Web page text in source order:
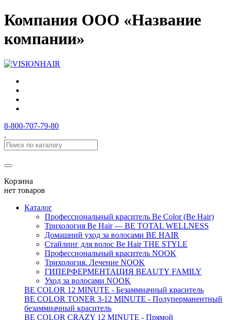
Компания ООО «Название
компании»
8-800-707-79-80
.
Корзина
нет товаров
Каталог
Профессиональный краситель Be Color (Be Hair)
Трихология Be Hair — BE TOTAL WELLNESS
Домашний уход за волосами BE HAIR
Стайлинг для волос Be Hair THE STYLE
Профессиональный краситель NOOK
Трихология. Лечение NOOK
ГИПЕРФЕРМЕНТАЦИЯ BEAUTY FAMILY
Уход за волосами NOOK
BE COLOR 12 MINUTE - Безаммиачный краситель
BE COLOR TONER 3-12 MINUTE - Полуперманентный
безаммиачный краситель
BE COLOR CRAZY 12 MINUTE - Прямой